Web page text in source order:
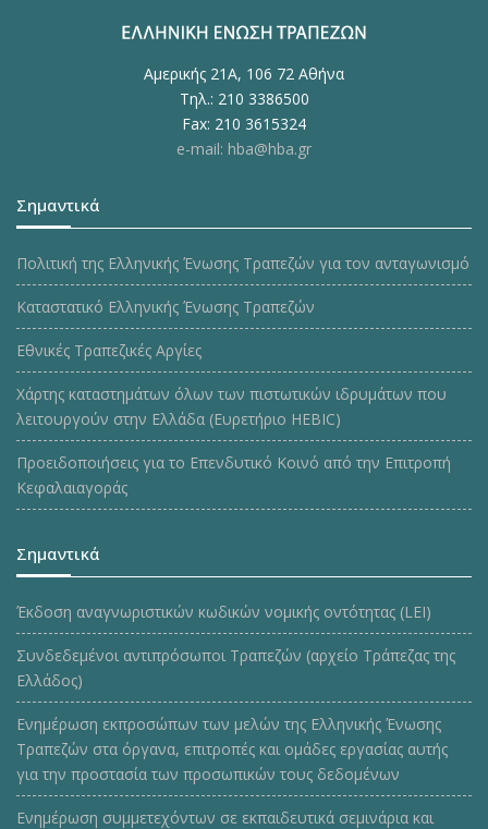
Αμερικής 21Α, 106 72 Αθήνα
Τηλ.: 210 3386500
Fax: 210 3615324
e-mail: hba@hba.gr
Σημαντικά
Πολιτική της Ελληνικής Ένωσης Τραπεζών για τον ανταγωνισμό
Καταστατικό Ελληνικής Ένωσης Τραπεζών
Εθνικές Τραπεζικές Αργίες
Χάρτης καταστημάτων όλων των πιστωτικών ιδρυμάτων που
λειτουργούν στην Ελλάδα (Ευρετήριο HEBIC)
Προειδοποιήσεις για το Επενδυτικό Κοινό από την Επιτροπή
Κεφαλαιαγοράς
Σημαντικά
Έκδοση αναγνωριστικών κωδικών νομικής οντότητας (LEI)
Συνδεδεμένοι αντιπρόσωποι Τραπεζών (αρχείο Τράπεζας της
Ελλάδος)
Ενημέρωση εκπροσώπων των μελών της Ελληνικής Ένωσης
Τραπεζών στα όργανα, επιτροπές και ομάδες εργασίας αυτής
για την προστασία των προσωπικών τους δεδομένων
Ενημέρωση συμμετεχόντων σε εκπαιδευτικά σεμινάρια και